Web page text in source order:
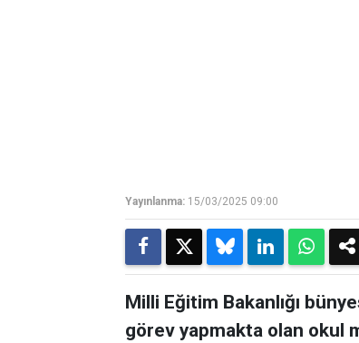
Yayınlanma: 15/03/2025 09:00
Milli Eğitim Bakanlığı
görev yapmakta olan okul